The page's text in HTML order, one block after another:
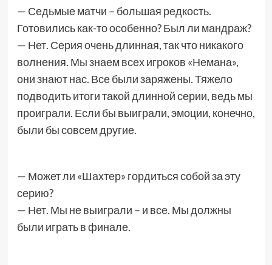
— Седьмые матчи – большая редкость.
Готовились как-то особенно? Был ли мандраж?
— Нет. Серия очень длинная, так что никакого
волнения. Мы знаем всех игроков «Немана»,
они знают нас. Все были заряжены. Тяжело
подводить итоги такой длинной серии, ведь мы
проиграли. Если бы выиграли, эмоции, конечно,
были бы совсем другие.
— Может ли «Шахтер» гордиться собой за эту
серию?
— Нет. Мы не выиграли – и все. Мы должны
были играть в финале.